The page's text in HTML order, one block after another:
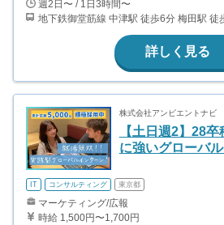
週2日〜 / 1日3時間〜
地下鉄御堂筋線 中津駅 徒歩6分 梅田駅 徒
詳しく見る
株式会社アンビエントナビ
【土日週2】28
に強いグローバ
IT コンサルティング 東京都
マーケティング/広報
時給 1,500円〜1,700円